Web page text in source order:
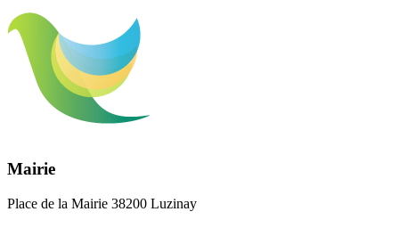
Mairie
Place de la Mairie 38200 Luzinay